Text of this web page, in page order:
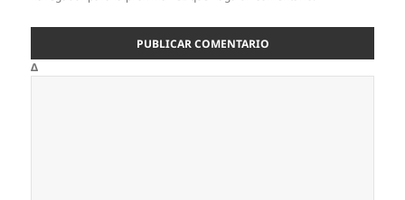
Δ